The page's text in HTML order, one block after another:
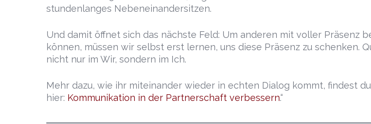
stundenlanges Nebeneinandersitzen.
Und damit öffnet sich das nächste Feld: Um anderen mit voller Präsenz
können, müssen wir selbst erst lernen, uns diese Präsenz zu schenken.
nicht nur im Wir, sondern im Ich.
Mehr dazu, wie ihr miteinander wieder in echten Dialog kommt, findest du
hier: Kommunikation in der Partnerschaft verbessern.“